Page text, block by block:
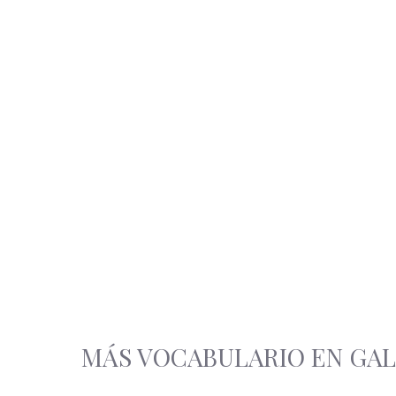
MÁS VOCABULARIO EN